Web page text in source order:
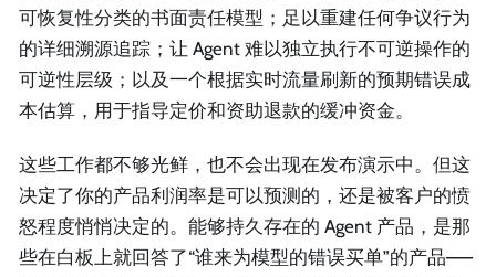
可恢复性分类的书面责任模型；足以重建任何争议行为
的详细溯源追踪；让 Agent 难以独立执行不可逆操作的
可逆性层级；以及一个根据实时流量刷新的预期错误成
本估算，用于指导定价和资助退款的缓冲资金。
这些工作都不够光鲜，也不会出现在发布演示中。但这
决定了你的产品利润率是可以预测的，还是被客户的愤
怒程度悄悄决定的。能够持久存在的 Agent 产品，是那
些在白板上就回答了“谁来为模型的错误买单”的产品——